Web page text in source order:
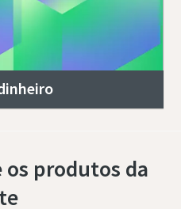
os produtos da